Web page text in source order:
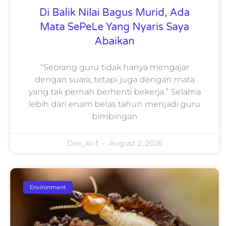
Di Balik Nilai Bagus Murid, Ada
Mata SePeLe Yang Nyaris Saya
Abaikan
“Seorang guru tidak hanya mengajar
dengan suara, tetapi juga dengan mata
yang tak pernah berhenti bekerja.” Selama
lebih dari enam belas tahun menjadi guru
bimbingan
Dee_Arif August 2, 2026
Environment